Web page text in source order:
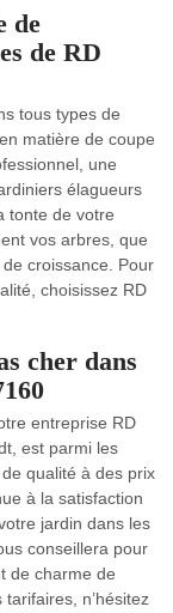
de
de RD
tous types de
matière de coupe
une
élagueurs
tonte de votre
vos arbres, que
croissance. Pour
choisissez RD
cher dans
entreprise RD
est parmi les
qualité à des prix
à la satisfaction
jardin dans les
conseillera pour
de charme de
n’hésitez